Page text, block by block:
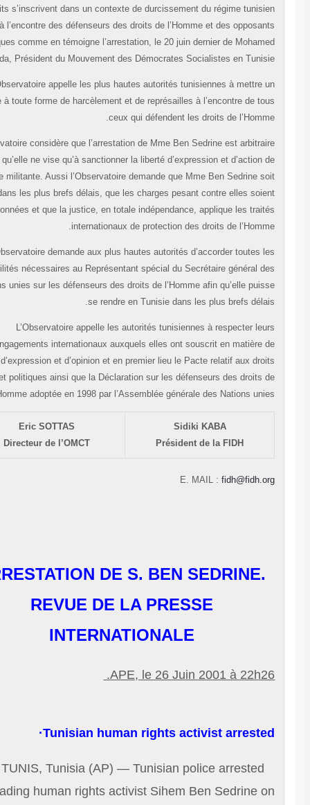
Ces faits s’inscrivent dans un contexte de durcissement du régime
à l’encontre des défenseurs des droits de l’Homme et des
politiques comme en témoigne l’arrestation, le 20 juin dernier de
Moadda, Président du Mouvement des Démocrates Socialistes en
L’Observatoire appelle les plus hautes autorités tunisiennes à mettre
terme à toute forme de harcèlement et de représailles à l’encontre de
ceux qui défendent les droits de
L’Observatoire considère que l’arrestation de Mme Ben Sedrine est
en ce qu’elle ne vise qu’à sanctionner la liberté d’expression et d’action
cette militante. Aussi l’Observatoire demande que Mme Ben Sedrine
libérée dans les plus brefs délais, que les charges pesant contre elles
abandonnées et que la justice, en totale indépendance, applique les
internationaux de protection des droits de
L’Observatoire demande aux plus hautes autorités d’accorder toutes
facilités nécessaires au Représentant spécial du Secrétaire général
Nations unies sur les défenseurs des droits de l’Homme afin qu’elle
se rendre en Tunisie dans les plus brefs
L’Observatoire appelle les autorités tunisiennes à respecter
engagements internationaux auxquels elles ont souscrit en matière
libertés d’expression et d’opinion et en premier lieu le Pacte relatif aux
civils et politiques ainsi que la Déclaration sur les défenseurs des droits
l’Homme adoptée en 1998 par l’Assemblée générale des Nations
Sidiki KABA
Président de la FIDH
Eric SOTTAS
Directeur de l’OMCT
E. MAIL :
ARRESTATION DE S. BEN SEDRINE.
REVUE DE LA PRESSE
INTERNATIONALE
APE, le 26 Juin 2001 à
Tunisian human rights activist
TUNIS, Tunisia (AP) — Tunisian police arrested
leading human rights activist Sihem Ben Sedrine